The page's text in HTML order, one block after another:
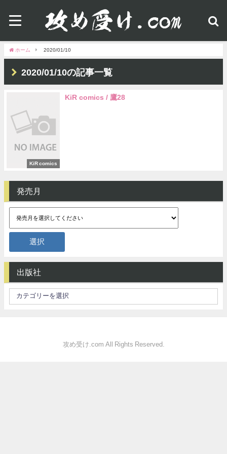
ホーム 2020/01/10
2020/01/10の記事一覧
KiR comics
KiR comics / 鷹28
発売月
出版社
攻め受け.com All Rights Reserved.